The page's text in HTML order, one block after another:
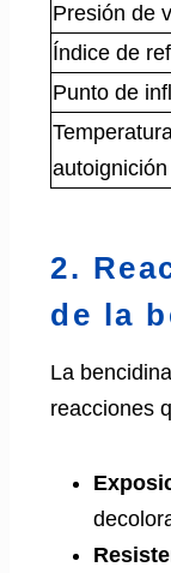
Presión de
Índice de
Punto de
autoignición
2.
de la
La
reacciones